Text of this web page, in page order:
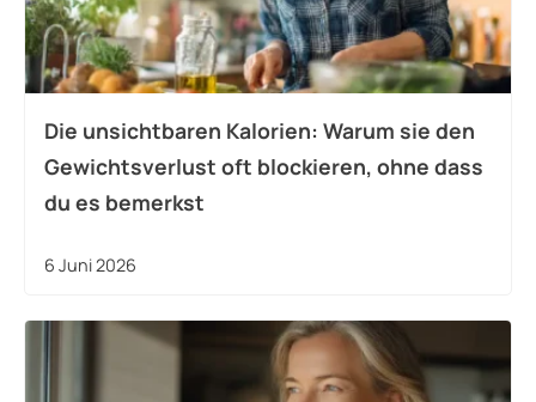
Die unsichtbaren Kalorien: Warum sie den
Gewichtsverlust oft blockieren, ohne dass
du es bemerkst
6 Juni 2026